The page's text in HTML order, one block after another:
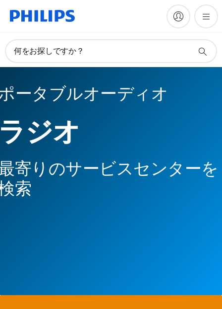
何をお探しですか？
ータブルオーディオ
ジオ
寄りのサービスセンターを
索